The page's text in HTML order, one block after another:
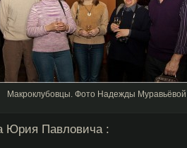
Макроклубовцы. Фото Надежды Муравьёвой
Юрия Павловича :